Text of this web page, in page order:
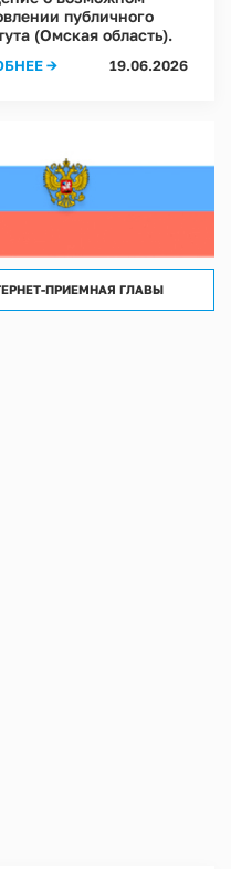
Ростовкинского
МКУ "Хозяйственное управление
публичного
(Омская область).
→ 19.06.2026
ПРИЕМНАЯ ГЛАВЫ